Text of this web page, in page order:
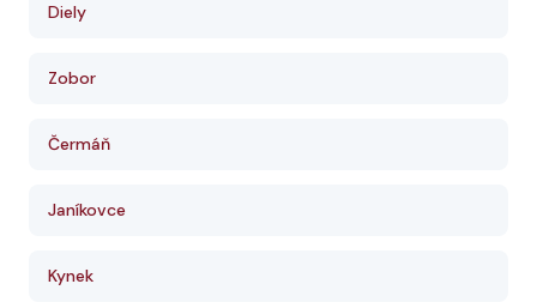
Diely
Zobor
Čermáň
Janíkovce
Kynek